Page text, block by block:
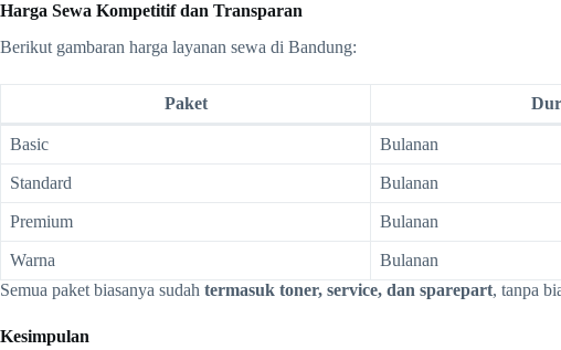
Harga Sewa Kompetitif dan Transparan
Berikut gambaran harga layanan sewa di Bandung:
Paket
Basic Bulanan
Standard Bulanan
Premium Bulanan
Warna Bulanan
Semua paket biasanya sudah termasuk toner, service, dan sparepart, tanpa
Kesimpulan